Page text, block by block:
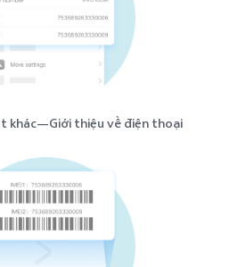
khác—Giới thiệu về điện thoại